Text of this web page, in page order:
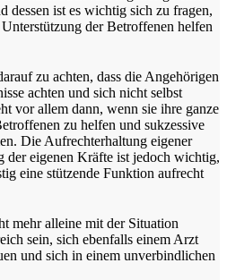
dessen ist es wichtig sich zu fragen,
der Betroffenen helfen
zu achten, dass die Angehörigen
achten und sich nicht selbst
vor allem dann, wenn sie ihre ganze
zu helfen und sukzessive
Die Aufrechterhaltung eigener
der eigenen Kräfte ist jedoch wichtig,
eine stützende Funktion aufrecht
mehr alleine mit der Situation
sein, sich ebenfalls einem Arzt
und sich in einem unverbindlichen